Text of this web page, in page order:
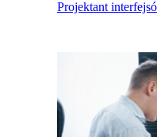
Projektant